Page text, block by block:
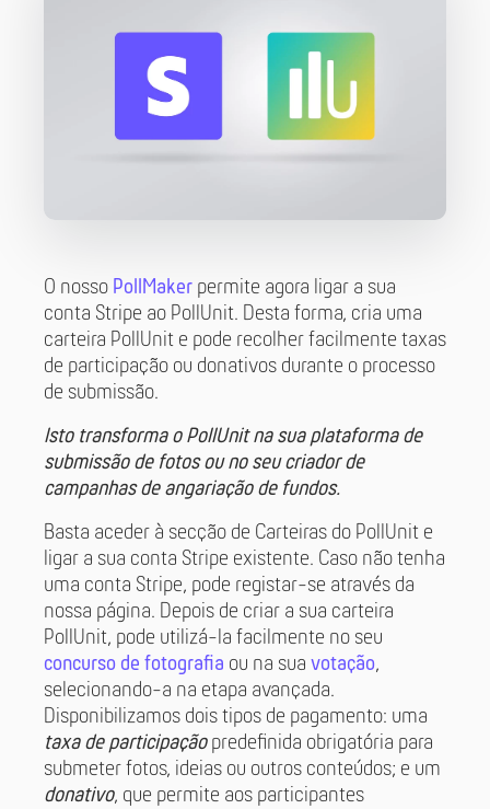
O nosso PollMaker permite agora ligar a sua
conta Stripe ao PollUnit. Desta forma, cria uma
carteira PollUnit e pode recolher facilmente taxas
de participação ou donativos durante o processo
de submissão.
Isto transforma o PollUnit na sua plataforma de
submissão de fotos ou no seu criador de
campanhas de angariação de fundos.
Basta aceder à secção de Carteiras do PollUnit e
ligar a sua conta Stripe existente. Caso não tenha
uma conta Stripe, pode registar-se através da
nossa página. Depois de criar a sua carteira
PollUnit, pode utilizá-la facilmente no seu
concurso de fotografia ou na sua votação,
selecionando-a na etapa avançada.
Disponibilizamos dois tipos de pagamento: uma
taxa de participaçãopredefinida obrigatória para
submeter fotos, ideias ou outros conteúdos; e um
donativo, que permite aos participantes